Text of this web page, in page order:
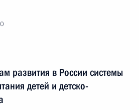
развития в России системы
детей и детско-